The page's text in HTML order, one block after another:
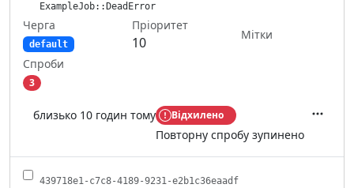
ExampleJob::DeadError
Черга
default
Пріоритет
10
Мітки
Спроби
3
близько 10 годин тому Відхилено
Повторну спробу зупинено
439718e1-c7c8-4189-9231-e2b1c36eaadf